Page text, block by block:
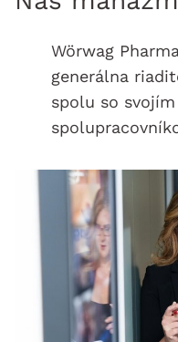
Wörwag
generálna
spolu so